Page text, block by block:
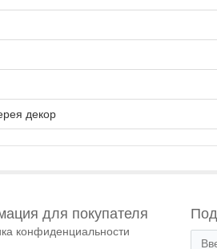
декор
для покупателя
конфиденциальности